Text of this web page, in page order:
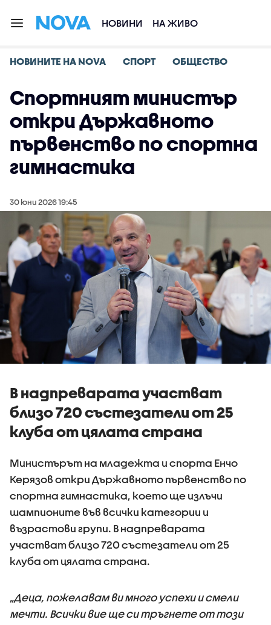
НОВИНИ НА ЖИВО
НОВИНИТЕ НА NOVA СПОРТ ОБЩЕСТВО
Спортният министър
откри Държавното
първенство по спортна
гимнастика
30 юни 2026 19:45
В надпреварата участват
близо 720 състезатели от 25
клуба от цялата страна
Министърът на младежта и спорта Енчо
Керязов откри Държавното първенство по
спортна гимнастика, което ще излъчи
шампионите във всички категории и
възрастови групи. В надпреварата
участват близо 720 състезатели от 25
клуба от цялата страна.
„Деца, пожелавам ви много успехи и смели
мечти. Всички вие ще си тръгнете от този